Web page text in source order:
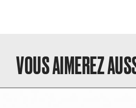
VOUS AIMEREZ